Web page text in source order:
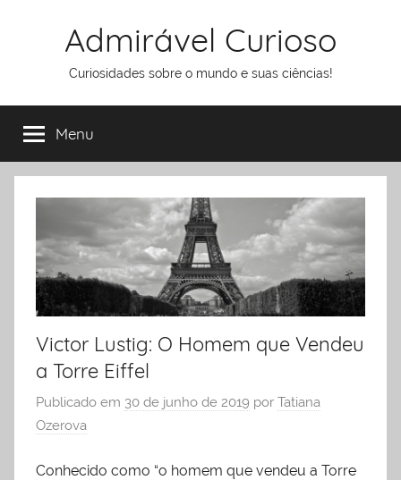
Admirável Curioso
Curiosidades sobre o mundo e suas ciências!
Menu
Victor Lustig: O Homem que Vendeu
a Torre Eiffel
Publicado em 30 de junho de 2019 por Tatiana
Ozerova
Conhecido como “o homem que vendeu a Torre